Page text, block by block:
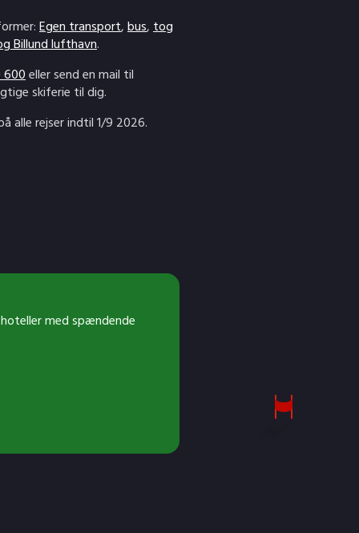
Egen transport,bus,tog
Billund lufthavn.
600eller send en mail til
skiferie til dig.
alle rejser indtil 1/9 2026.
med spændende